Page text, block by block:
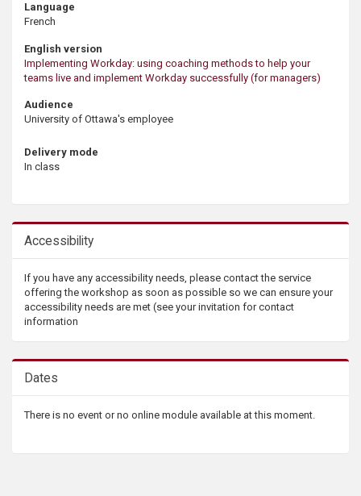
Language
French
English version
Implementing Workday: using coaching methods to help your
teams live and implement Workday successfully (for managers)
Audience
University of Ottawa's employee
Delivery mode
In class
Accessibility
If you have any accessibility needs, please contact the service
offering the workshop as soon as possible so we can ensure your
accessibility needs are met (see your invitation for contact
information
Dates
There is no event or no online module available at this moment.